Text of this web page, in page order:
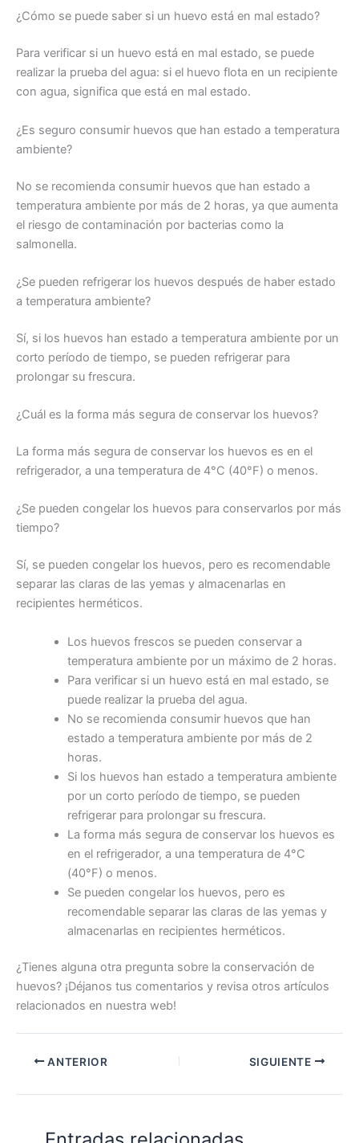
¿Cómo se puede saber si un huevo está en mal estado?
Para verificar si un huevo está en mal estado, se puede
realizar la prueba del agua: si el huevo flota en un recipiente
con agua, significa que está en mal estado.
¿Es seguro consumir huevos que han estado a temperatura
ambiente?
No se recomienda consumir huevos que han estado a
temperatura ambiente por más de 2 horas, ya que aumenta
el riesgo de contaminación por bacterias como la
salmonella.
¿Se pueden refrigerar los huevos después de haber estado
a temperatura ambiente?
Sí, si los huevos han estado a temperatura ambiente por un
corto período de tiempo, se pueden refrigerar para
prolongar su frescura.
¿Cuál es la forma más segura de conservar los huevos?
La forma más segura de conservar los huevos es en el
refrigerador, a una temperatura de 4°C (40°F) o menos.
¿Se pueden congelar los huevos para conservarlos por más
tiempo?
Sí, se pueden congelar los huevos, pero es recomendable
separar las claras de las yemas y almacenarlas en
recipientes herméticos.
Los huevos frescos se pueden conservar a
temperatura ambiente por un máximo de 2 horas.
Para verificar si un huevo está en mal estado, se
puede realizar la prueba del agua.
No se recomienda consumir huevos que han
estado a temperatura ambiente por más de 2
horas.
Si los huevos han estado a temperatura ambiente
por un corto período de tiempo, se pueden
refrigerar para prolongar su frescura.
La forma más segura de conservar los huevos es
en el refrigerador, a una temperatura de 4°C
(40°F) o menos.
Se pueden congelar los huevos, pero es
recomendable separar las claras de las yemas y
almacenarlas en recipientes herméticos.
¿Tienes alguna otra pregunta sobre la conservación de
huevos? ¡Déjanos tus comentarios y revisa otros artículos
relacionados en nuestra web!
ANTERIOR SIGUIENTE